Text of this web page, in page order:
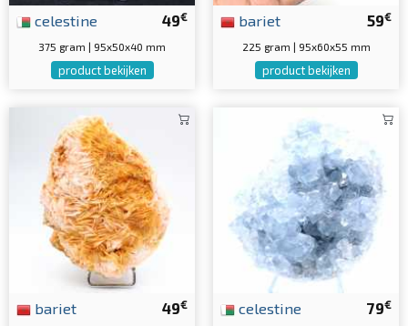
49€
celestine
375 gram | 95x50x40 mm
product bekijken
59€
bariet
225 gram | 95x60x55 mm
product bekijken
49€
bariet 79€
celestine